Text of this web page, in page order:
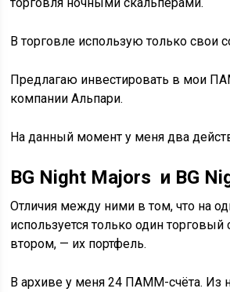
В торговле использую только свои
Предлагаю инвестировать в мои
компании Альпари.
На данный момент у меня два
BG Night Majors и BG
Отличия между ними в том, что на
используется только один торговый
втором, — их портфель.
В архиве у меня 24 ПАММ-счёта. Из